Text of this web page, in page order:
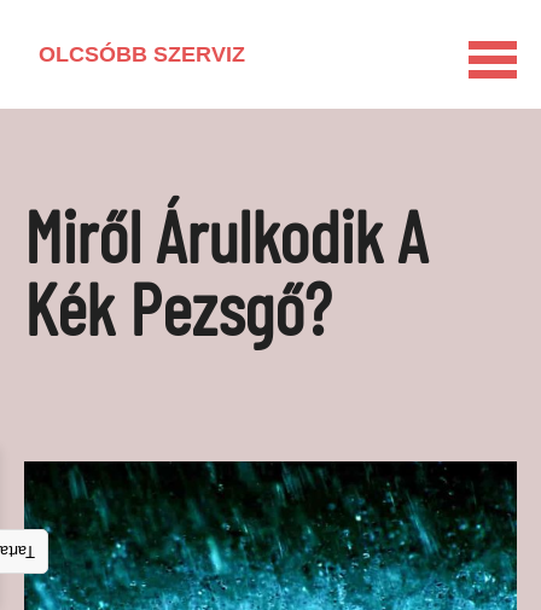
OLCSÓBB SZERVIZ
LAKÁSFELÚJÍTÁS
VEGYSZERMENTES HÁZTARTÁS
BARKÁCSOLÁS
Miről Árulkodik A
Kék Pezsgő?